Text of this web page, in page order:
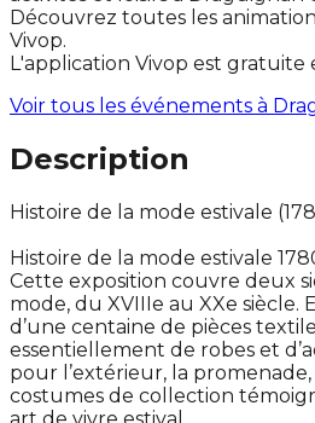
Découvrez toutes les
Vivop.
L'application Vivop est gratuite
Voir tous les événements à
Description
Histoire de la mode estivale
Histoire de la mode estivale
Cette exposition couvre deux
mode, du XVIIIe au XXe siècle.
d’une centaine de pièces
essentiellement de robes et
pour l’extérieur, la promenade,
costumes de collection